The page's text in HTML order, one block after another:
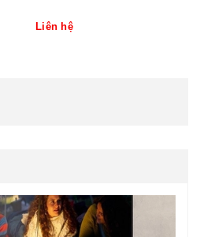
Liên hệ